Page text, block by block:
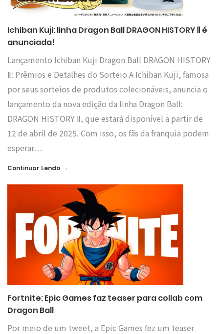
Ichiban Kuji: linha Dragon Ball DRAGON HISTORY Ⅱ é
anunciada!
Lançamento Ichiban Kuji Dragon Ball DRAGON HISTORY
Ⅱ: Prêmios e Detalhes do Sorteio A Ichiban Kuji, famosa
por seus sorteios de produtos colecionáveis, anuncia o
lançamento da nova edição da linha Dragon Ball:
DRAGON HISTORY Ⅱ, que estará disponível a partir de
12 de abril de 2025. Com isso, os fãs da franquia podem
esperar…
Continuar Lendo →
Fortnite: Epic Games faz teaser para collab com
Dragon Ball
Por meio de um tweet, a Epic Games fez um teaser